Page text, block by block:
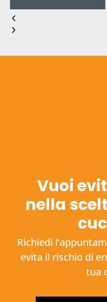
Vuoi
nella
Richiedi
evita il rischio di
tua